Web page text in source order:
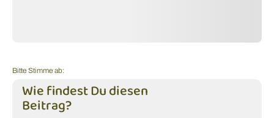
Bitte Stimme ab:
Wie findest Du diesen
Beitrag?